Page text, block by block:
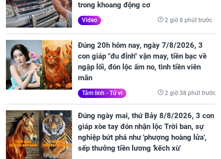
trong khoang động cơ
Video 2 giờ 8 phút trước
Đúng 20h hôm nay, ngày 7/8/2026, 3
con giáp "đu đỉnh" vận may, tiền bạc về
ngập lối, đón lộc ấm no, tình tiền viên
mãn
Tâm linh - Tử vi 2 giờ 38 phút trước
Đúng ngày mai, thứ Bảy 8/8/2026, 3 con
giáp xòe tay đón nhận lộc Trời ban, sự
nghiệp bứt phá như 'phượng hoàng lửa',
sếp thưởng tiền lương 'kếch xù'